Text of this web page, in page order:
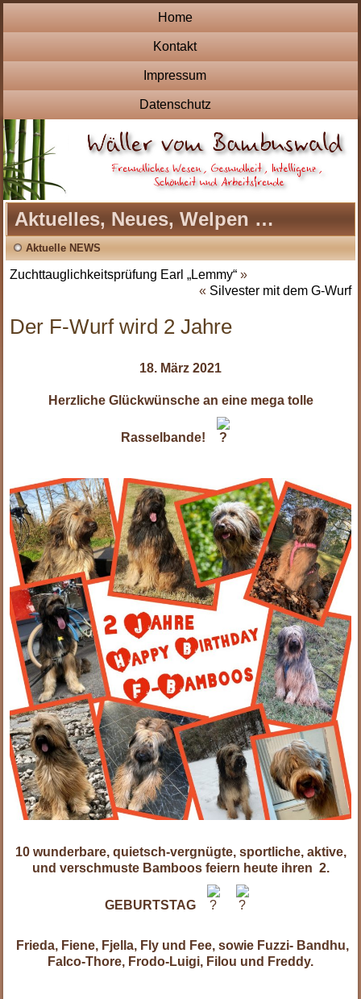
Home
Kontakt
Impressum
Datenschutz
Aktuelles, Neues, Welpen …
Aktuelle NEWS
Zuchttauglichkeitsprüfung Earl „Lemmy“ »
« Silvester mit dem G-Wurf
Der F-Wurf wird 2 Jahre
18. März 2021
Herzliche Glückwünsche an eine mega tolle
Rasselbande!
10 wunderbare, quietsch-vergnügte, sportliche, aktive,
und verschmuste Bamboos feiern heute ihren 2.
GEBURTSTAG
Frieda, Fiene, Fjella, Fly und Fee, sowie Fuzzi- Bandhu,
Falco-Thore, Frodo-Luigi, Filou und Freddy.